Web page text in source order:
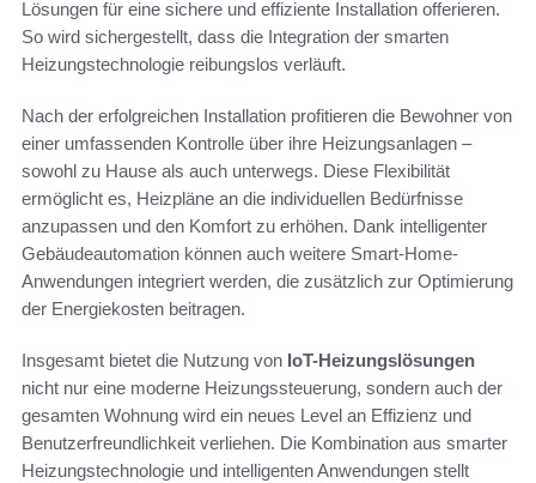
Lösungen für eine sichere und effiziente Installation offerieren.
So wird sichergestellt, dass die Integration der smarten
Heizungstechnologie reibungslos verläuft.
Nach der erfolgreichen Installation profitieren die Bewohner von
einer umfassenden Kontrolle über ihre Heizungsanlagen –
sowohl zu Hause als auch unterwegs. Diese Flexibilität
ermöglicht es, Heizpläne an die individuellen Bedürfnisse
anzupassen und den Komfort zu erhöhen. Dank intelligenter
Gebäudeautomation können auch weitere Smart-Home-
Anwendungen integriert werden, die zusätzlich zur Optimierung
der Energiekosten beitragen.
Insgesamt bietet die Nutzung von IoT-Heizungslösungen
nicht nur eine moderne Heizungssteuerung, sondern auch der
gesamten Wohnung wird ein neues Level an Effizienz und
Benutzerfreundlichkeit verliehen. Die Kombination aus smarter
Heizungstechnologie und intelligenten Anwendungen stellt